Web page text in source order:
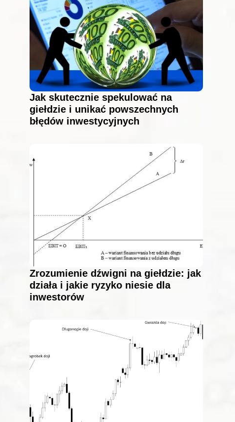
Jak skutecznie spekulować na
giełdzie i unikać powszechnych
błędów inwestycyjnych
Zrozumienie dźwigni na giełdzie: jak
działa i jakie ryzyko niesie dla
inwestorów